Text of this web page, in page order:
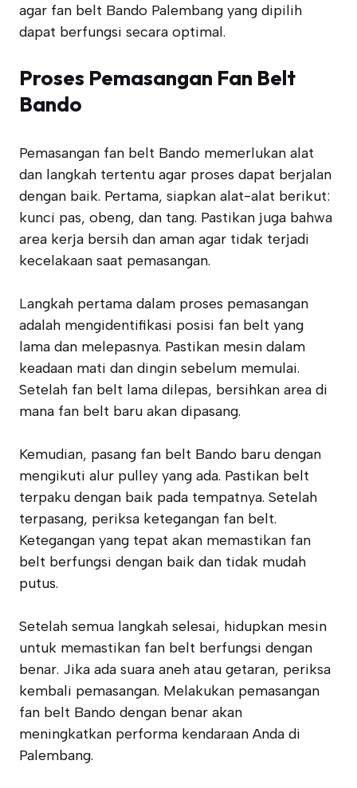
agar fan belt Bando Palembang yang dipilih
dapat berfungsi secara optimal.
Proses Pemasangan Fan Belt
Bando
Pemasangan fan belt Bando memerlukan alat
dan langkah tertentu agar proses dapat berjalan
dengan baik. Pertama, siapkan alat-alat berikut:
kunci pas, obeng, dan tang. Pastikan juga bahwa
area kerja bersih dan aman agar tidak terjadi
kecelakaan saat pemasangan.
Langkah pertama dalam proses pemasangan
adalah mengidentifikasi posisi fan belt yang
lama dan melepasnya. Pastikan mesin dalam
keadaan mati dan dingin sebelum memulai.
Setelah fan belt lama dilepas, bersihkan area di
mana fan belt baru akan dipasang.
Kemudian, pasang fan belt Bando baru dengan
mengikuti alur pulley yang ada. Pastikan belt
terpaku dengan baik pada tempatnya. Setelah
terpasang, periksa ketegangan fan belt.
Ketegangan yang tepat akan memastikan fan
belt berfungsi dengan baik dan tidak mudah
putus.
Setelah semua langkah selesai, hidupkan mesin
untuk memastikan fan belt berfungsi dengan
benar. Jika ada suara aneh atau getaran, periksa
kembali pemasangan. Melakukan pemasangan
fan belt Bando dengan benar akan
meningkatkan performa kendaraan Anda di
Palembang.